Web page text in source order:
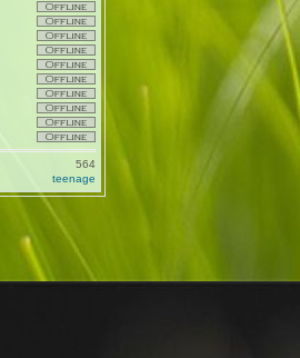
564
teenage